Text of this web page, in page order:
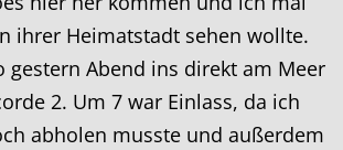
ihrer Heimatstadt sehen wollte.
gestern Abend ins direkt am Meer
2. Um 7 war Einlass, da ich
abholen musste und außerdem